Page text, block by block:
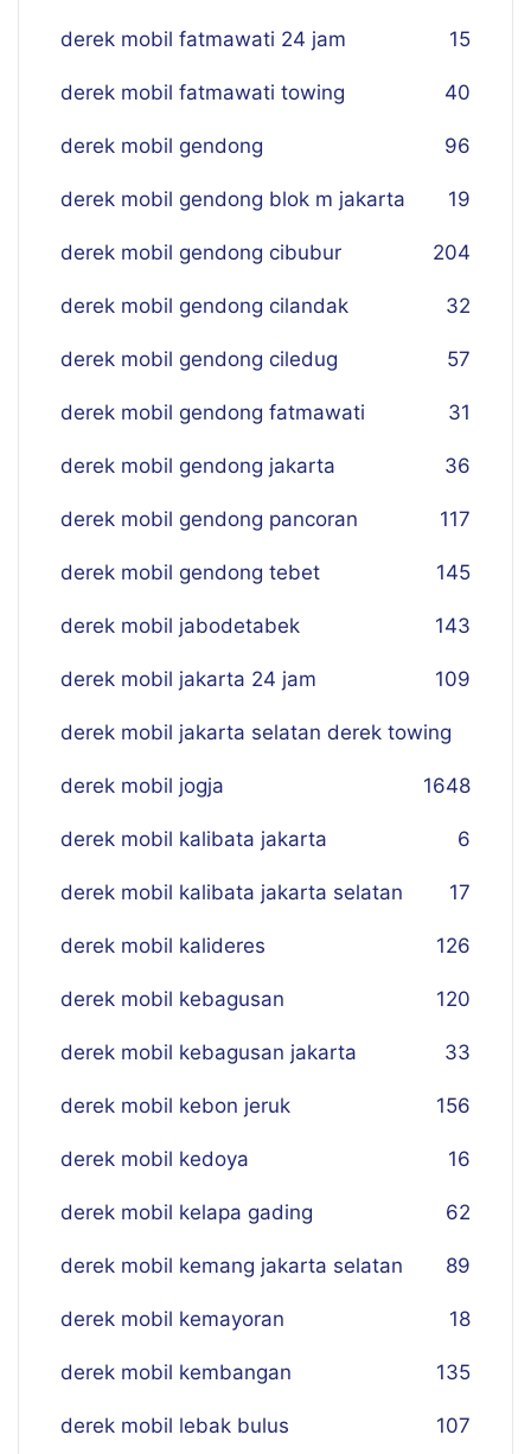
derek mobil fatmawati 24 jam 15
derek mobil fatmawati towing 40
derek mobil gendong 96
derek mobil gendong blok m jakarta 19
derek mobil gendong cibubur 204
derek mobil gendong cilandak 32
derek mobil gendong ciledug 57
derek mobil gendong fatmawati 31
derek mobil gendong jakarta 36
derek mobil gendong pancoran 117
derek mobil gendong tebet 145
derek mobil jabodetabek 143
derek mobil jakarta 24 jam 109
derek mobil jakarta selatan derek towing
48
derek mobil jogja 16
derek mobil kalibata jakarta 6
derek mobil kalibata jakarta selatan 17
derek mobil kalideres 126
derek mobil kebagusan 120
derek mobil kebagusan jakarta 33
derek mobil kebon jeruk 156
derek mobil kedoya 16
derek mobil kelapa gading 62
derek mobil kemang jakarta selatan 89
derek mobil kemayoran 18
derek mobil kembangan 135
derek mobil lebak bulus 107